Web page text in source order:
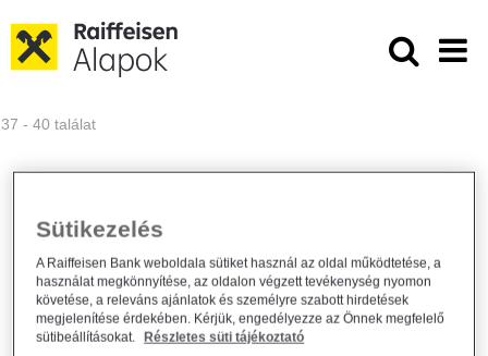
Közzétételek - Raiffeisen
37 - 40 találat
Kiemelt információkat tartalmazó
dokumentum módosítás
Alapkezelő közzététel 2025. július 24.
Közzététel
Sütikezelés
A Raiffeisen Bank weboldala sütiket használ az oldal működtetése, a
használat megkönnyítése, az oldalon végzett tevékenység nyomon
követése, a releváns ajánlatok és személyre szabott hirdetések
megjelenítése érdekében. Kérjük, engedélyezze az Önnek megfelelő
sütibeállításokat.
Részletes süti tájékoztató